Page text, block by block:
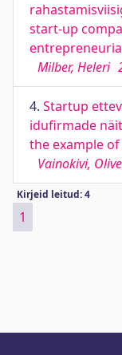
start-up
Milber, Heleri
4. Startup
idufirmade
the example
Vainokivi,
Kirjeid leitud: 4
1